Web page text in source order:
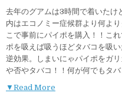
去年のグアムは3時間で着いたけ
内はエコノミー症候群より何よ
こで事前にパイポを購入！！こ
ポを吸えば吸うほどタバコを吸
逆効果。しまいにゃパイポをガ
や否やタバコ！！何が何でもタ
▼Read More